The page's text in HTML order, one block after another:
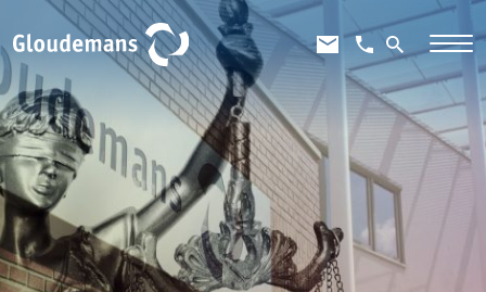
Expertises
Gebiedsontwikkeling
Gebiedseconomie
Grondstrategie en -verwerving